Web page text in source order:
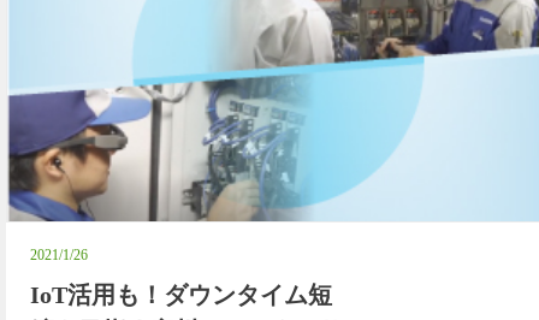
2021/1/26
IoT活用も！ダウンタイム短